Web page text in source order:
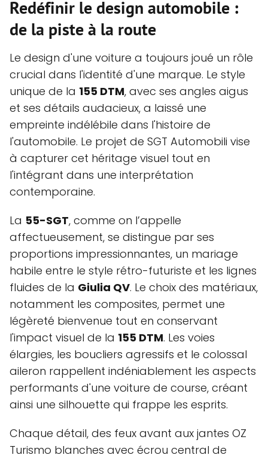
Redéfinir le design automobile :
de la piste à la route
Le design d'une voiture a toujours joué un rôle
crucial dans l'identité d'une marque. Le style
unique de la 155 DTM, avec ses angles aigus
et ses détails audacieux, a laissé une
empreinte indélébile dans l'histoire de
l'automobile. Le projet de SGT Automobili vise
à capturer cet héritage visuel tout en
l'intégrant dans une interprétation
contemporaine.
La 55-SGT, comme on l’appelle
affectueusement, se distingue par ses
proportions impressionnantes, un mariage
habile entre le style rétro-futuriste et les lignes
fluides de la Giulia QV. Le choix des matériaux,
notamment les composites, permet une
légèreté bienvenue tout en conservant
l'impact visuel de la 155 DTM. Les voies
élargies, les boucliers agressifs et le colossal
aileron rappellent indéniablement les aspects
performants d'une voiture de course, créant
ainsi une silhouette qui frappe les esprits.
Chaque détail, des feux avant aux jantes OZ
Turismo blanches avec écrou central de